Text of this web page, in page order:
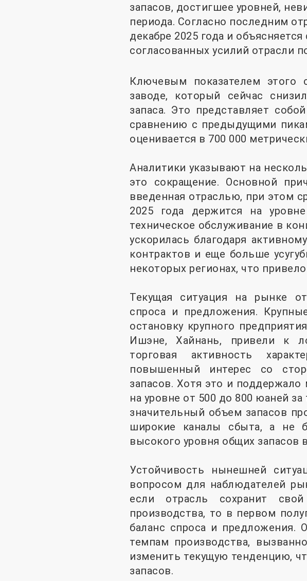
запасов, достигшее уровней,
периода. Согласно последним
декабре 2025 года и
согласованных усилий отрасли
Ключевым показателем этого
заводе, который сейчас
запаса. Это представляет
сравнению с предыдущими
оценивается в 700 000
Аналитики указывают на
это сокращение. Основной
введенная отраслью, при этом
2025 года держится на
техническое обслуживание в
ускорилась благодаря
контрактов и еще больше
некоторых регионах, что
Текущая ситуация на рынке
спроса и предложения.
остановку крупного
Ишэне, Хайнань, привели к
торговая активность
повышенный интерес со
запасов. Хотя это и
на уровне от 500 до 800 юаней
значительный объем запасов
широкие каналы сбыта, а не
высокого уровня общих запасов
Устойчивость нынешней
вопросом для наблюдателей
если отрасль сохранит
производства, то в первом
баланс спроса и предложения.
темпам производства,
изменить текущую тенденцию,
запасов.